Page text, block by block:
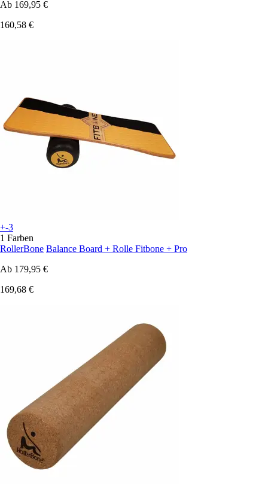
Ab 169,95 €
160,58 €
+-3
1 Farben
RollerBone Balance Board + Rolle Fitbone + Pro
Ab 179,95 €
169,68 €